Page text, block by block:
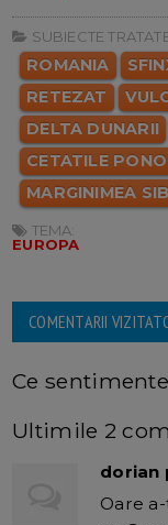
SUBIECTE
ROMANIA
RETEZAT
DELTA DUNARII
CETATILE
MARGINIMEA
TEMA:
EUROPA
COMENTARII
Ce
Ultimile 2
dorian
Oare